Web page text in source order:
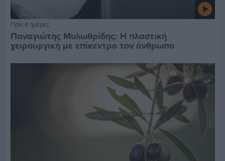
Πριν 4 ημέρες
Παναγιώτης Μυλωθρίδης: Η πλαστική
χειρουργική με επίκεντρο τον άνθρωπο